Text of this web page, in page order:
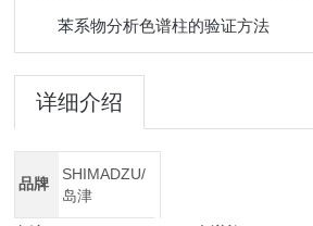
苯系物分析色谱柱的验证方法
详细介绍
品牌
SHIMADZU/
岛津